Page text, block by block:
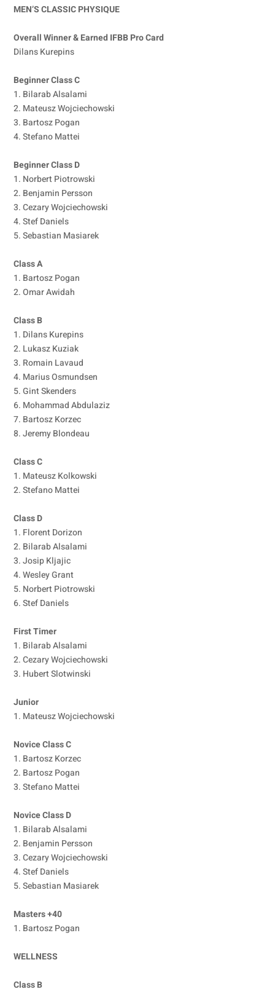
MEN’S CLASSIC PHYSIQUE
Overall Winner & Earned IFBB Pro Card
Dilans Kurepins
Beginner Class C
1. Bilarab Alsalami
2. Mateusz Wojciechowski
3. Bartosz Pogan
4. Stefano Mattei
Beginner Class D
1. Norbert Piotrowski
2. Benjamin Persson
3. Cezary Wojciechowski
4. Stef Daniels
5. Sebastian Masiarek
Class A
1. Bartosz Pogan
2. Omar Awidah
Class B
1. Dilans Kurepins
2. Lukasz Kuziak
3. Romain Lavaud
4. Marius Osmundsen
5. Gint Skenders
6. Mohammad Abdulaziz
7. Bartosz Korzec
8. Jeremy Blondeau
Class C
1. Mateusz Kolkowski
2. Stefano Mattei
Class D
1. Florent Dorizon
2. Bilarab Alsalami
3. Josip Kljajic
4. Wesley Grant
5. Norbert Piotrowski
6. Stef Daniels
First Timer
1. Bilarab Alsalami
2. Cezary Wojciechowski
3. Hubert Slotwinski
Junior
1. Mateusz Wojciechowski
Novice Class C
1. Bartosz Korzec
2. Bartosz Pogan
3. Stefano Mattei
Novice Class D
1. Bilarab Alsalami
2. Benjamin Persson
3. Cezary Wojciechowski
4. Stef Daniels
5. Sebastian Masiarek
Masters +40
1. Bartosz Pogan
WELLNESS
Class B